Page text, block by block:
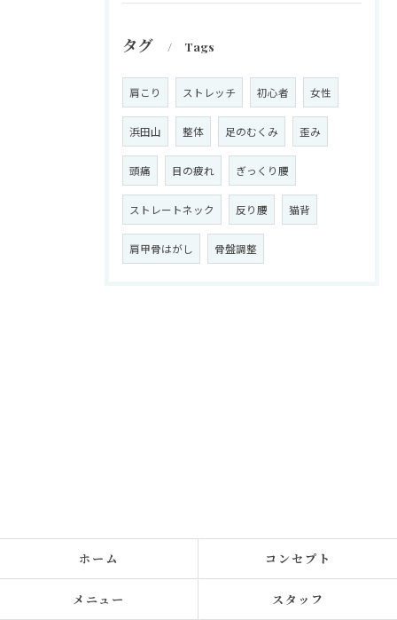
タグ Tags
肩こり ストレッチ 初心者 女性
浜田山 整体 足のむくみ 歪み
頭痛 目の疲れ ぎっくり腰
ストレートネック 反り腰 猫背
肩甲骨はがし 骨盤調整
ホーム コンセプト
メニュー スタッフ